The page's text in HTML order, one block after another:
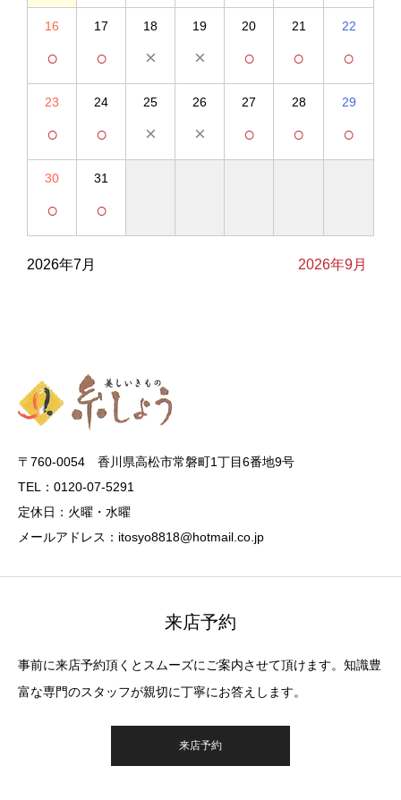
16
○
17
○
18
×
19
×
20
○
21
○
22
○
23
○
24
○
25
×
26
×
27
○
28
○
29
○
30
○
31
○
2026年7月 2026年9月
〒760-0054 香川県高松市常磐町1丁目6番地9号
TEL：0120-07-5291
定休日：火曜・水曜
メールアドレス：itosyo8818@hotmail.co.jp
来店予約
事前に来店予約頂くとスムーズにご案内させて頂けます。知識豊
富な専門のスタッフが親切に丁寧にお答えします。
来店予約